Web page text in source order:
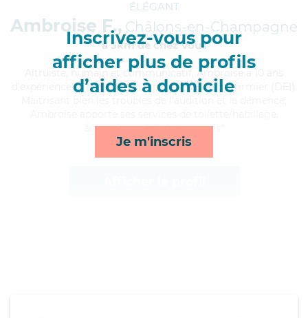
Inscrivez-vous pour
afficher plus de profils
d’aides à domicile
Je m'inscris
ÉLÉGANT
Ambroise F., Châlons-en-Champagne
à 5km de chez Vous
, humain et communicatif, Ambroise a 10 ans
d'expérience et possède un diplôme d'Etat d'infirmier (DEI).
activités, mobilité et rappels*